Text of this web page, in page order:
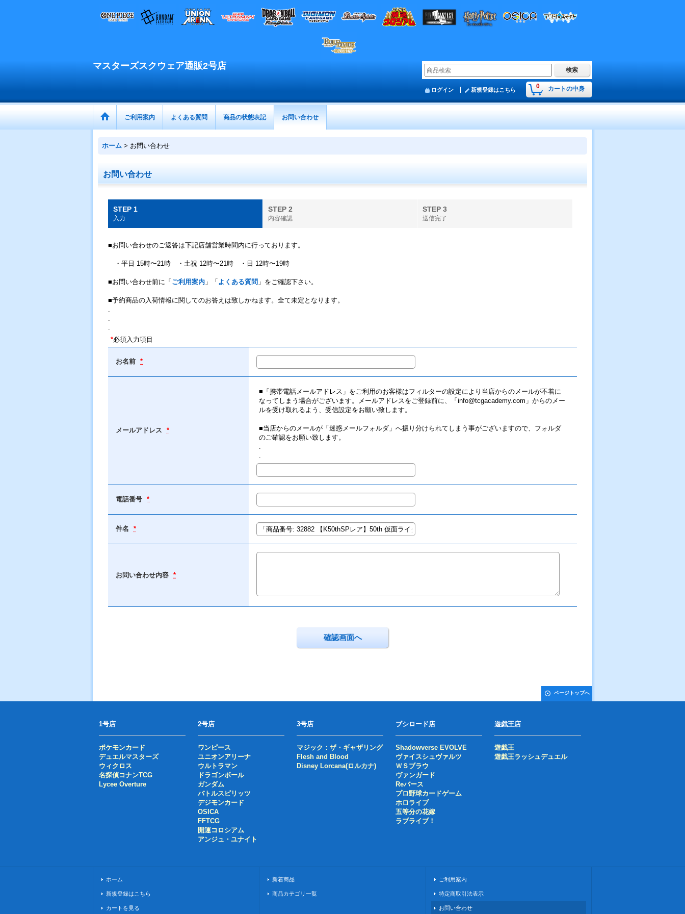
マスターズスクウェア通販2号店
0 カートの中身
ログイン 新規登録はこちら
ご利用案内 よくある質問 商品の状態表記 お問い合わせ
ホーム > お問い合わせ
お問い合わせ
STEP 1
入力
STEP 2
内容確認
STEP 3
送信完了
■お問い合わせのご返答は下記店舗営業時間内に行っております。
・平日 15時〜21時 ・土祝 12時〜21時 ・日 12時〜19時
■お問い合わせ前に「 ご利用案内 」「 よくある質問 」をご確認下さい。
■予約商品の入荷情報に関してのお答えは致しかねます。全て未定となります。
.
.
.
*必須入力項目
お名前 *
メールアドレス *
■「携帯電話メールアドレス」をご利用のお客様はフィルターの設定により当店からのメールが不着に
なってしまう場合がございます。メールアドレスをご登録前に、「info@tcgacademy.com」からのメー
ルを受け取れるよう、受信設定をお願い致します。
■当店からのメールが「迷惑メールフォルダ」へ振り分けられてしまう事がございますので、フォルダ
のご確認をお願い致します。
.
.
電話番号 *
件名 *
お問い合わせ内容 *
ページトップへ
1号店
ポケモンカード
デュエルマスターズ
ウィクロス
名探偵コナンTCG
Lycee Overture
2号店
ワンピース
ユニオンアリーナ
ウルトラマン
ドラゴンボール
ガンダム
バトルスピリッツ
デジモンカード
OSICA
FFTCG
開運コロシアム
アンジュ・ユナイト
3号店
マジック：ザ・ギャザリング
Flesh and Blood
Disney Lorcana(ロルカナ)
ブシロード店
Shadowverse EVOLVE
ヴァイスシュヴァルツ
ＷＳブラウ
ヴァンガード
Reバース
プロ野球カードゲーム
ホロライブ
五等分の花嫁
ラブライブ！
遊戯王店
遊戯王
遊戯王ラッシュデュエル
ホーム
新規登録はこちら
カートを見る
新着商品
商品カテゴリ一覧
ご利用案内
特定商取引法表示
お問い合わせ